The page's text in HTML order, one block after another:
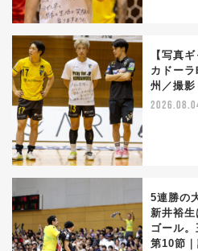
【写真
カドー
州／撮影
5連勝の
新井裕
ゴール
第10節